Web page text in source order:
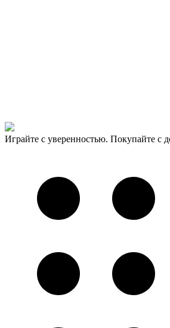
Играйте с уверенностью. Покупайте с